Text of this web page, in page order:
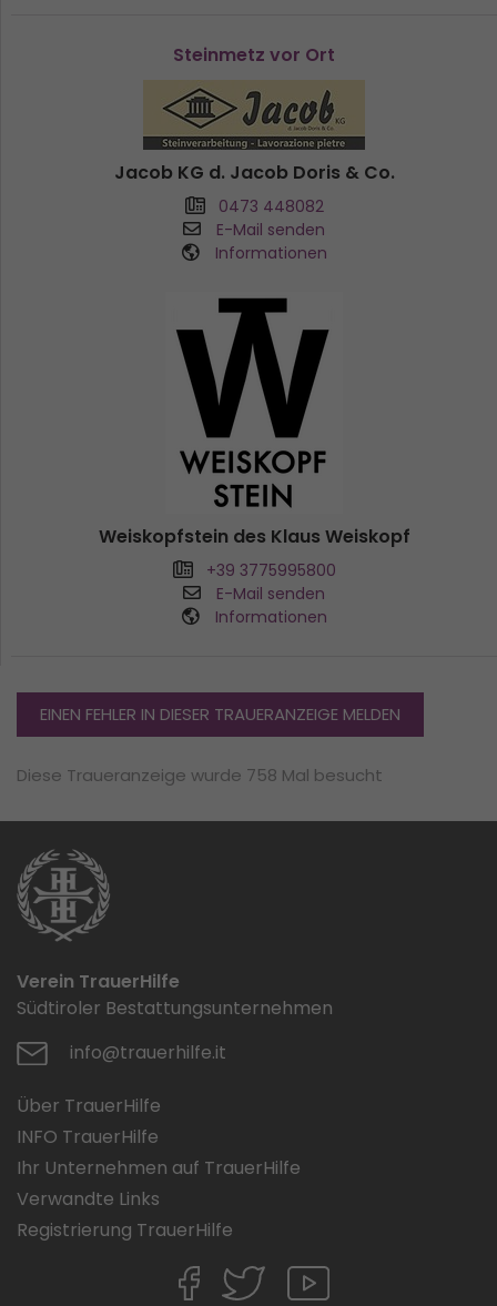
Steinmetz vor Ort
Jacob KG d. Jacob Doris & Co.
0473 448082
E-Mail senden
Informationen
Weiskopfstein des Klaus Weiskopf
+39 3775995800
E-Mail senden
Informationen
EINEN FEHLER IN DIESER TRAUERANZEIGE MELDEN
Diese Traueranzeige wurde 758 Mal besucht
Verein TrauerHilfe
Südtiroler Bestattungsunternehmen
info@trauerhilfe.it
Über TrauerHilfe
INFO TrauerHilfe
Ihr Unternehmen auf TrauerHilfe
Verwandte Links
Registrierung TrauerHilfe